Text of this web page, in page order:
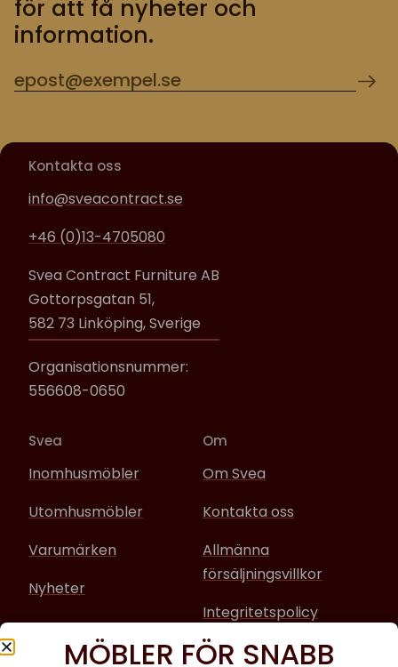
för att få nyheter och
information.
Kontakta oss
info@sveacontract.se
+46 (0)13-4705080
Svea Contract Furniture AB
Gottorpsgatan 51,
582 73 Linköping, Sverige
Organisationsnummer:
556608-0650
Svea
Inomhusmöbler
Utomhusmöbler
Varumärken
Nyheter
Om
Om Svea
Kontakta oss
Allmänna
försäljningsvillkor
Integritetspolicy
MÖBLER FÖR SNABB